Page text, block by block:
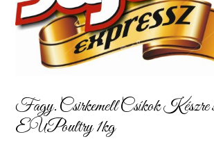
Fagy. Csirkemell Csíkok Készre
EUPoultry 1kg